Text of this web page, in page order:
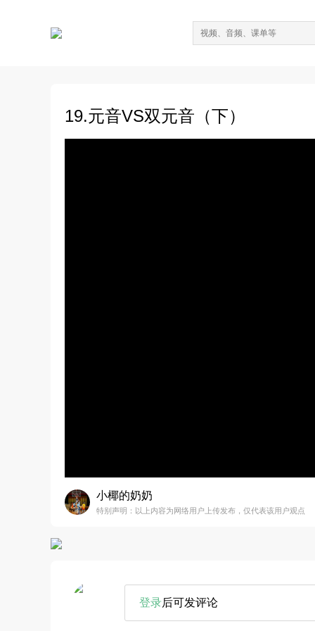
19.元音VS双元音（下）
小椰的奶奶
特别声明：以上内容为网络用户上传发布，仅代表该用户观点
登录后可发评论